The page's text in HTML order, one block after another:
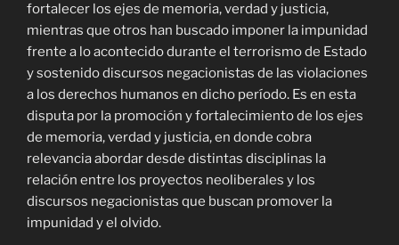
fortalecer los ejes de memoria, verdad y justicia,
mientras que otros han buscado imponer la impunidad
frente a lo acontecido durante el terrorismo de Estado
y sostenido discursos negacionistas de las violaciones
a los derechos humanos en dicho período. Es en esta
disputa por la promoción y fortalecimiento de los ejes
de memoria, verdad y justicia, en donde cobra
relevancia abordar desde distintas disciplinas la
relación entre los proyectos neoliberales y los
discursos negacionistas que buscan promover la
impunidad y el olvido.